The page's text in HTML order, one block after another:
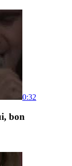
0:32
bon